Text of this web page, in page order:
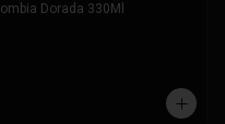
Dorada 330Ml